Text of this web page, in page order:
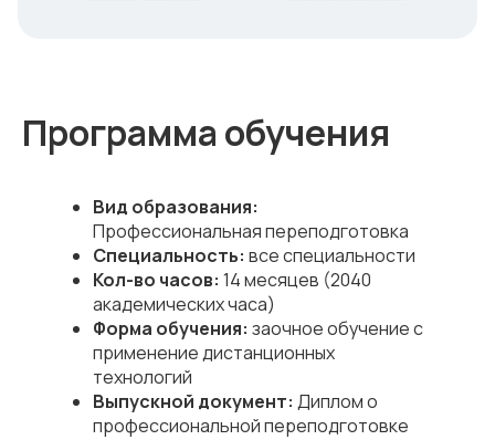
Программа обучения
Вид образования:
Профессиональная переподготовка
Специальность: все специальности
Кол-во часов: 14 месяцев (2040
академических часа)
Форма обучения: заочное обучение с
применение дистанционных
технологий
Выпускной документ: Диплом о
профессиональной переподготовке